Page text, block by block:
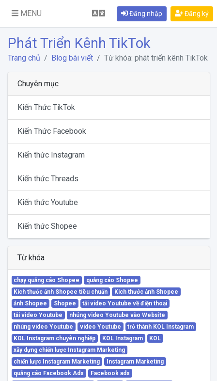
MENU Đăng nhập Đăng ký
Phát Triển Kênh TikTok
Trang chủ Blog bài viết Từ khóa: phát triển kênh TikTok
Chuyên mục
Kiến Thức TikTok
Kiến Thức Facebook
Kiến thức Instagram
Kiến thức Threads
Kiến thức Youtube
Kiến thức Shopee
Từ khóa
chạy quảng cáo Shopee
quảng cáo Shopee
Kích thước ảnh Shopee tiêu chuẩn
Kích thước ảnh Shopee
ảnh Shopee
Shopee
tải video Youtube về điện thoại
tải video Youtube
nhúng video Youtube vào Website
nhúng video Youtube
video Youtube
trở thành KOL Instagram
KOL Instagram chuyên nghiệp
KOL Instagram
KOL
xây dựng chiến lược Instagram Marketing
chiến lược Instagram Marketing
Instagram Marketing
quảng cáo Facebook Ads
Facebook ads